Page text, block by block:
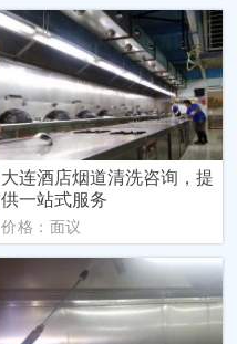
大连酒店烟道清洗咨询，提
供一站式服务
价格：面议